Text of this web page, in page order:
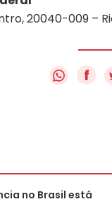
20040-009 –
f
no Brasil está